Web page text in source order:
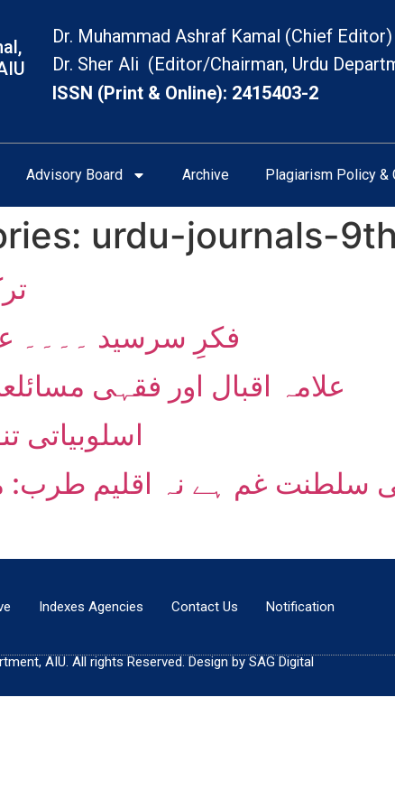
Dr. Muhammad Ashraf Kamal (Chief Editor)
Dr. Sher Ali (Editor/Chairman, Urdu
ISSN (Print & Online): 2415403-2
Advisory Board Archive Plagiarism Policy &
urdu-journals-
فکرِ سرسید ۔۔۔۔
علامہ اقبال اور فقہی
اسلوبیاتی
سلطنت غم ہے نہ اقلیم طرب:
Indexes Agencies Contact Us Notification
AIU. All rights Reserved. Design by SAG Digital